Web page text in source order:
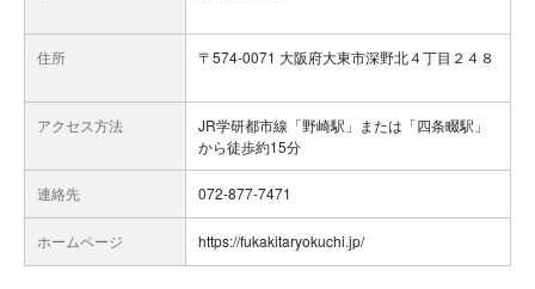
住所 〒574-0071 大阪府大東市深野北４丁目２４８
アクセス方法
JR学研都市線「野崎駅」または「四条畷駅」
から徒歩約15分
連絡先 072-877-7471
ホームページ https://fukakitaryokuchi.jp/